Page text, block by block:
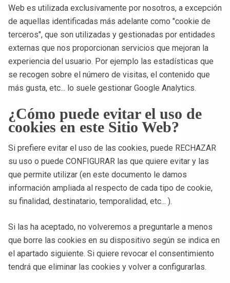
Web es utilizada exclusivamente por nosotros, a excepción
de aquellas identificadas más adelante como "cookie de
terceros", que son utilizadas y gestionadas por entidades
externas que nos proporcionan servicios que mejoran la
experiencia del usuario. Por ejemplo las estadísticas que
se recogen sobre el número de visitas, el contenido que
más gusta, etc... lo suele gestionar Google Analytics.
¿Cómo puede evitar el uso de
cookies en este Sitio Web?
Si prefiere evitar el uso de las cookies, puede RECHAZAR
su uso o puede CONFIGURAR las que quiere evitar y las
que permite utilizar (en este documento le damos
información ampliada al respecto de cada tipo de cookie,
su finalidad, destinatario, temporalidad, etc... ).
Si las ha aceptado, no volveremos a preguntarle a menos
que borre las cookies en su dispositivo según se indica en
el apartado siguiente. Si quiere revocar el consentimiento
tendrá que eliminar las cookies y volver a configurarlas.